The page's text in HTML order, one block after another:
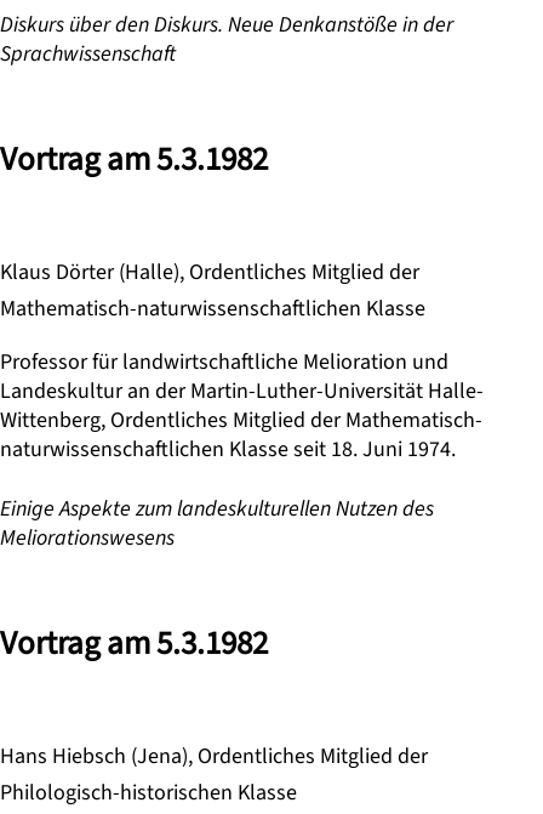
Diskurs über den Diskurs. Neue Denkanstöße in der
Sprachwissenschaft
Vortrag am 5.3.1982
Klaus Dörter (Halle), Ordentliches Mitglied der
Mathematisch-naturwissenschaftlichen Klasse
Professor für landwirtschaftliche Melioration und
Landeskultur an der Martin-Luther-Universität Halle-
Wittenberg, Ordentliches Mitglied der Mathematisch-
naturwissenschaftlichen Klasse seit 18. Juni 1974.
Einige Aspekte zum landeskulturellen Nutzen des
Meliorationswesens
Vortrag am 5.3.1982
Hans Hiebsch (Jena), Ordentliches Mitglied der
Philologisch-historischen Klasse